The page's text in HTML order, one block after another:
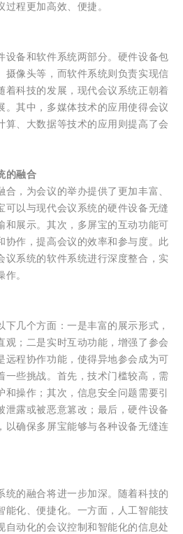
程更加高效、便捷。
设备和软件系统两部分。硬件设备包
摄像头等，而软件系统则负责实现信
着科技的发展，现代会议系统正朝着
。其中，多媒体技术的应用使得会议
算、大数据等技术的应用则提高了会
的融合
，为会议的举办提供了更加丰富、
可以与现代会议系统的硬件设备无缝
和展示。其次，多屏宝的互动功能可
协作，提高会议的效率和参与度。此
议系统的软件系统进行深度整合，实
。
几个方面：一是丰富的展示形式，
观；二是实时互动功能，增强了参会
远程协作功能，使得异地参会成为可
一些挑战。首先，技术门槛较高，需
操作；其次，信息安全问题需要引
泄露或被恶意篡改；最后，硬件设备
以确保多屏宝能够与各种设备无缝连
统的融合将进一步加深。随着科技的
能化、便捷化。一方面，人工智能技
自动化的会议控制和智能化的信息处